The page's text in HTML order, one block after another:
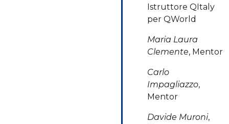
Istruttore QItaly
per QWorld
Maria Laura
Clemente, Mentor
Carlo
Impagliazzo,
Mentor
Davide Muroni,